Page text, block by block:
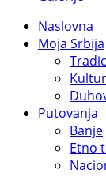
Naslovna
Moja Srbija
Putovanja
Banje
Etno